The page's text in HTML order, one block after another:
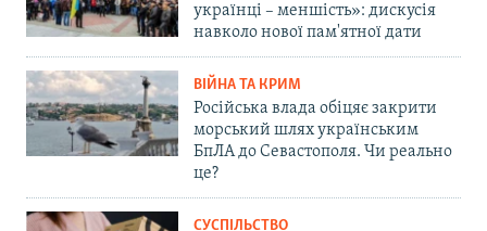
українці – меншість»: дискусія
навколо нової пам'ятної дати
ВІЙНА ТА КРИМ
Російська влада обіцяє закрити
морський шлях українським
БпЛА до Севастополя. Чи реально
це?
СУСПІЛЬСТВО